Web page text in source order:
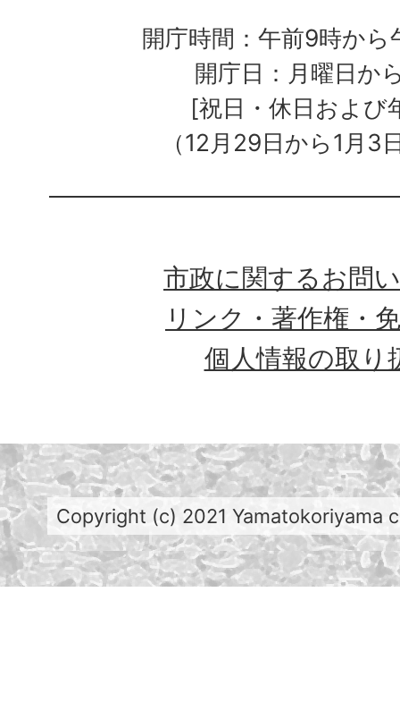
開庁時間：午前9時か
開庁日：月曜日か
[祝日・休日および
（12月29日から1月3
市政に関するお問
リンク・著作権・
個人情報の取り
Copyright (c) 2021 Yamatokoriyama